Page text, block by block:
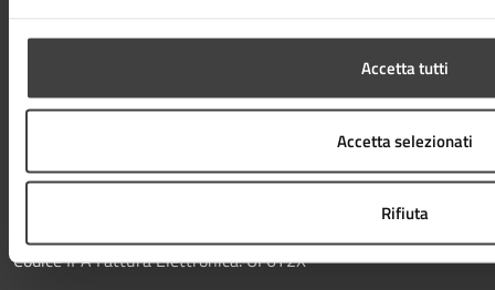
Accetta tutti
Accetta selezionati
Rifiuta
Comune di Cesena
Codice fiscale / P. IVA: 00143280402
PEC:protocollo@pec.comune.cesena.fc.it
Codice IPA Fattura Elettronica: UF6Y2X